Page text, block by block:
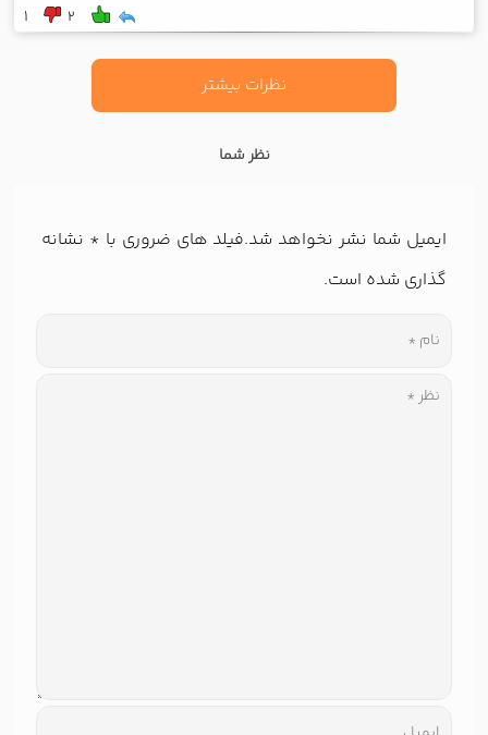
2
1
نظرات بیشتر
نظر شما
ایمیل شما نشر نخواهد شد.فیلد های ضروری با * نشانه
گذاری شده است.